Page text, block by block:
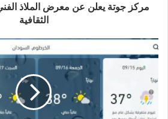
مركز جوتة يعلن عن معرض الملاذ
الثقافية